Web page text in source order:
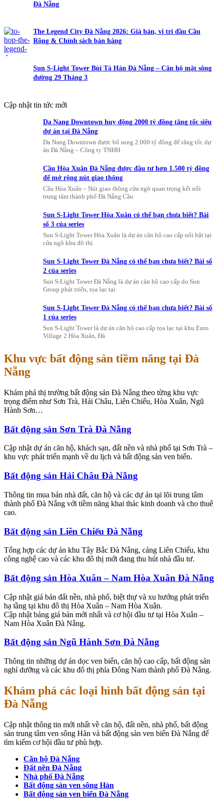
Đà Nẵng
The Legend City Đà Nẵng 2026: Giá bán, vị trí đầu Cầu
Rồng & Chính sách bán hàng
Sun S-Light Tower Bùi Tá Hán Đà Nẵng – Căn hộ mặt sông
đường 29 Tháng 3
Cập nhật tin tức mới
Da Nang Downtown huy động 2000 tỷ đồng tăng tốc siêu
dự án tại Đà Nẵng
Da Nang Downtown được bổ sung 2.000 tỷ đồng để tăng tốc dự
án Đà Nẵng – Công ty TNHH
Cầu Hòa Xuân Đà Nẵng được đầu tư hơn 1.500 tỷ đồng
để mở rộng nút giao thông
Cầu Hòa Xuân – Nút giao thông cửa ngõ quan trọng kết nối
trung tâm thành phố Đà Nẵng Cầu
Sun S-Light Tower Hòa Xuân có thể bạn chưa biết? Bài
số 3 của series
Sun S-Light Tower Hòa Xuân là dự án căn hộ cao cấp nổi bật tại
cửa ngõ khu đô thị
Sun S-Light Tower Đà Nẵng có thể bạn chưa biết? Bài số
2 của series
Sun S-Light Tower Đà Nẵng là dự án căn hộ cao cấp do Sun
Group phát triển, tọa lạc tại
Sun S-Light Tower Đà Nẵng có thể bạn chưa biết? Bài số
1 của series
Sun S-Light Tower là dự án căn hộ cao cấp tọa lạc tại khu Euro
Village 2 Hòa Xuân, Đà
Khu vực bất động sản tiềm năng tại Đà
Nẵng
Khám phá thị trường bất động sản Đà Nẵng theo từng khu vực
trọng điểm như Sơn Trà, Hải Châu, Liên Chiểu, Hòa Xuân, Ngũ
Hành Sơn…
Bất động sản Sơn Trà Đà Nẵng
Cập nhật dự án căn hộ, khách sạn, đất nền và nhà phố tại Sơn Trà –
khu vực phát triển mạnh về du lịch và bất động sản ven biển.
Bất động sản Hải Châu Đà Nẵng
Thông tin mua bán nhà đất, căn hộ và các dự án tại lõi trung tâm
thành phố Đà Nẵng với tiềm năng khai thác kinh doanh và cho thuê
cao.
Bất động sản Liên Chiểu Đà Nẵng
Tổng hợp các dự án khu Tây Bắc Đà Nẵng, cảng Liên Chiểu, khu
công nghệ cao và các khu đô thị mới đang thu hút nhà đầu tư.
Bất động sản Hòa Xuân – Nam Hòa Xuân Đà Nẵng
Cập nhật giá bán đất nền, nhà phố, biệt thự và xu hướng phát triển
hạ tầng tại khu đô thị Hòa Xuân – Nam Hòa Xuân.
Cập nhật bảng giá bán mới nhất và cơ hội đầu tư tại Hòa Xuân –
Nam Hòa Xuân Đà Nẵng.
Bất động sản Ngũ Hành Sơn Đà Nẵng
Thông tin những dự án dọc ven biển, căn hộ cao cấp, bất động sản
nghỉ dưỡng và các khu đô thị phía Đông Nam thành phố Đà Nẵng.
Khám phá các loại hình bất động sản tại
Đà Nẵng
Cập nhật thông tin mới nhất về căn hộ, đất nền, nhà phố, bất động
sản trung tâm ven sông Hàn và bất động sản ven biển Đà Nẵng để
tìm kiếm cơ hội đầu tư phù hợp.
Căn hộ Đà Nẵng
Đất nền Đà Nẵng
Nhà phố Đà Nẵng
Bất động sản ven sông Hàn
Bất động sản ven biển Đà Nẵng